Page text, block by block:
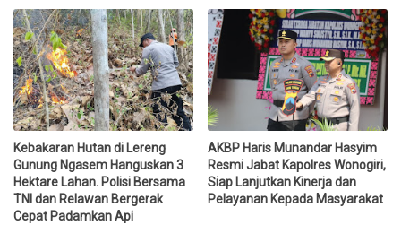
Kebakaran Hutan di Lereng
Gunung Ngasem Hanguskan 3
Hektare Lahan. Polisi Bersama
TNI dan Relawan Bergerak
Cepat Padamkan Api
AKBP Haris Munandar Hasyim
Resmi Jabat Kapolres Wonogiri,
Siap Lanjutkan Kinerja dan
Pelayanan Kepada Masyarakat